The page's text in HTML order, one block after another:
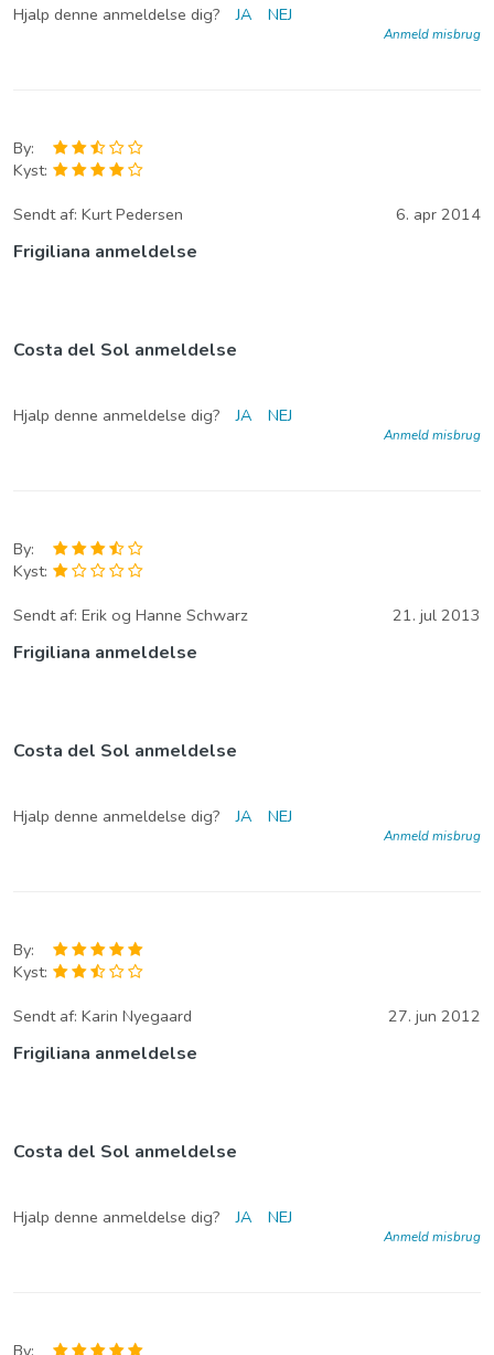
Hjalp denne anmeldelse dig? JA NEJ
Anmeld misbrug
By:
Kyst:
Sendt af: Kurt Pedersen 6. apr 2014
Frigiliana anmeldelse
Costa del Sol anmeldelse
Hjalp denne anmeldelse dig? JA NEJ
Anmeld misbrug
By:
Kyst:
Sendt af: Erik og Hanne Schwarz 21. jul 2013
Frigiliana anmeldelse
Costa del Sol anmeldelse
Hjalp denne anmeldelse dig? JA NEJ
Anmeld misbrug
By:
Kyst:
Sendt af: Karin Nyegaard 27. jun 2012
Frigiliana anmeldelse
Costa del Sol anmeldelse
Hjalp denne anmeldelse dig? JA NEJ
Anmeld misbrug
By: